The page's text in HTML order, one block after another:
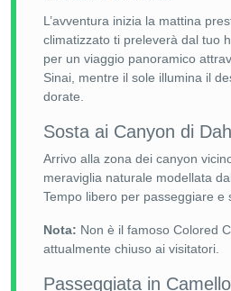
L’avventura inizia la mattina
climatizzato ti preleverà dal tuo
per un viaggio panoramico
Sinai, mentre il sole illumina il
dorate.
Sosta ai Canyon di
Arrivo alla zona dei canyon
meraviglia naturale modellata
Tempo libero per passeggiare e
Nota: Non è il famoso Colored
attualmente chiuso ai visitatori.
Passeggiata in